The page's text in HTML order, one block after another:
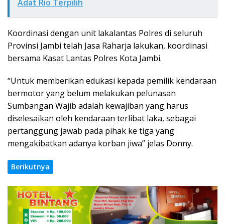
Adat Rio Terpilih
Koordinasi dengan unit lakalantas Polres di seluruh
Provinsi Jambi telah Jasa Raharja lakukan, koordinasi
bersama Kasat Lantas Polres Kota Jambi.
“Untuk memberikan edukasi kepada pemilik kendaraan
bermotor yang belum melakukan pelunasan
Sumbangan Wajib adalah kewajiban yang harus
diselesaikan oleh kendaraan terlibat laka, sebagai
pertanggung jawab pada pihak ke tiga yang
mengakibatkan adanya korban jiwa” jelas Donny.
Berikutnya